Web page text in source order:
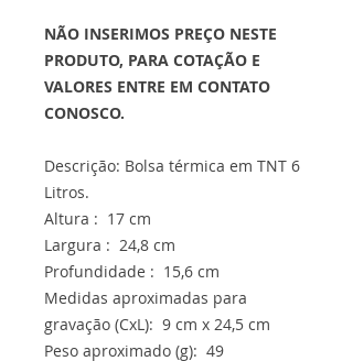
NÃO INSERIMOS PREÇO NESTE
PRODUTO, PARA COTAÇÃO E
VALORES ENTRE EM CONTATO
CONOSCO.
Descrição: Bolsa térmica em TNT 6
Litros.
Altura : 17 cm
Largura : 24,8 cm
Profundidade : 15,6 cm
Medidas aproximadas para
gravação (CxL): 9 cm x 24,5 cm
Peso aproximado (g): 49